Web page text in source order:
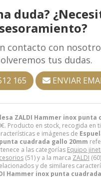
ZALDI Hammer inox punta
€. Producto en stock, recogida en
e imágenes de
cuadrada gallo 20mm
a las categorías Equipo
(51) y a la marca ZALDI
y de similares
Hammer inox punta
duda?
contacto con
tus dudas.
165 ENVIAR